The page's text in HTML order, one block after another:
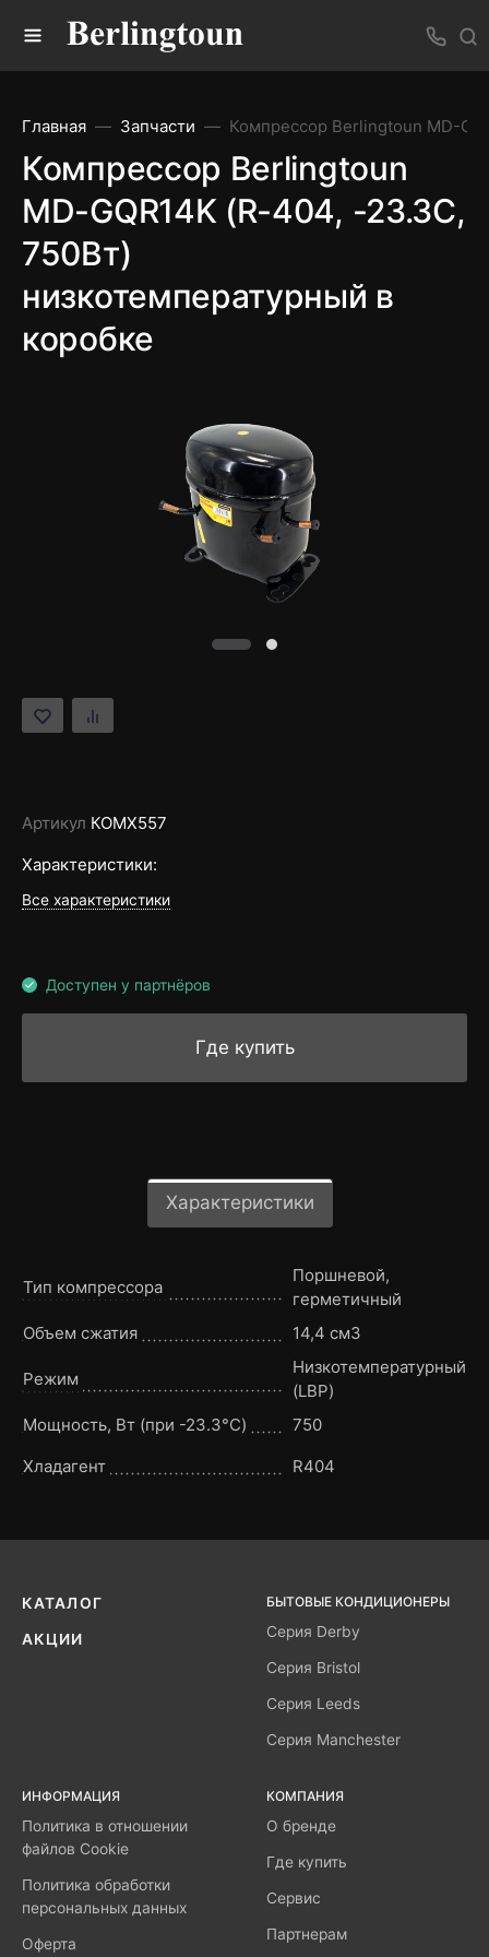
Главная Запчасти Компрессор Berlingtoun MD-
Компрессор Berlingtoun
MD-GQR14K (R-404, -23.3C,
750Вт)
низкотемпературный в
коробке
Артикул КОМХ557
Характеристики:
Все характеристики
Доступен у партнёров
Где купить
Характеристики
Тип компрессора
Поршневой,
герметичный
Объем сжатия
14,4 см3
Режим
Низкотемпературный
(LBP)
Мощность, Вт (при -23.3°C)
750
Хладагент
R404
КАТАЛОГ
АКЦИИ
БЫТОВЫЕ КОНДИЦИОНЕРЫ
Серия Derby
Серия Bristol
Серия Leeds
Серия Manchester
ИНФОРМАЦИЯ
Политика в отношении
файлов Cookie
Политика обработки
персональных данных
Оферта
КОМПАНИЯ
О бренде
Где купить
Сервис
Партнерам